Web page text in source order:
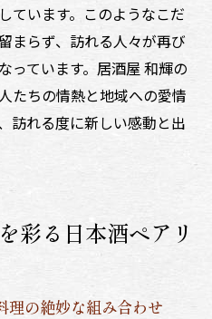
ています。このようなこだ
まらず、訪れる人々が再び
っています。居酒屋 和輝の
たちの情熱と地域への愛情
訪れる度に新しい感動と出
彩る日本酒ペアリ
理の絶妙な組み合わせ